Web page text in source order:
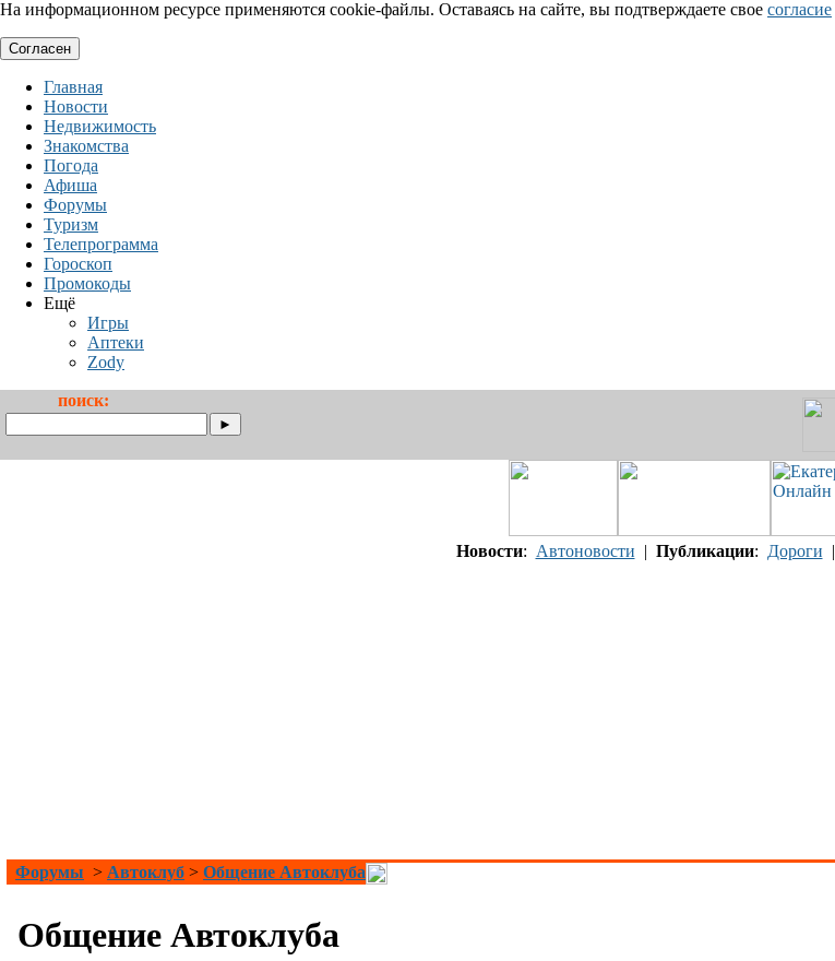
На информационном ресурсе применяются cookie-файлы. Оставаясь на сайте, вы подтверждаете свое согласие
Согласен
Главная
Новости
Недвижимость
Знакомства
Погода
Афиша
Форумы
Туризм
Телепрограмма
Гороскоп
Промокоды
Ещё
Игры
Аптеки
Zody
поиск:
Новости: Автоновости | Публикации: Дороги |
Форумы > Автоклуб > Общение Автоклуба
Общение Автоклуба